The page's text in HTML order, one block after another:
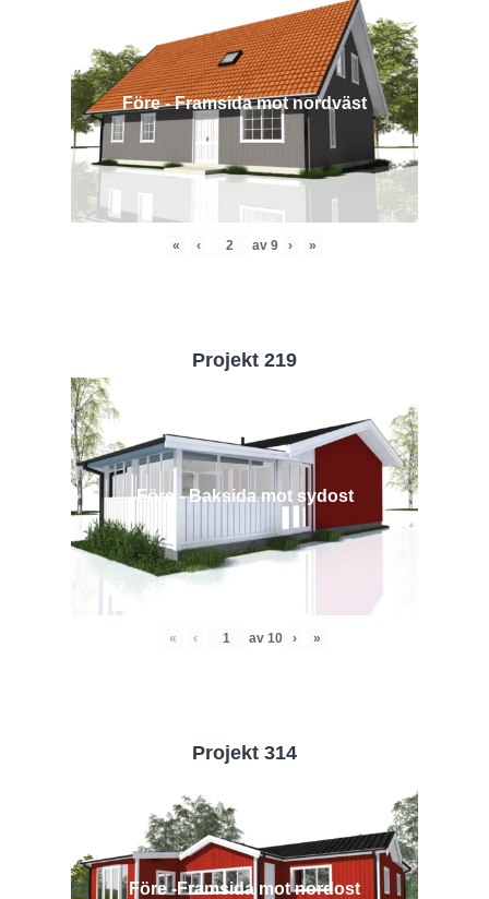
Före - Framsida mot nordväst
« ‹ av 9 › »
Projekt 219
Före - Baksida mot sydost
« ‹ av 10 › »
Projekt 314
Före -Framsida mot nordost